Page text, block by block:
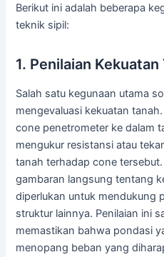
Berikut ini adalah beberapa
teknik sipil:
1. Penilaian Kekuatan
Salah satu kegunaan utama
mengevaluasi kekuatan
cone penetrometer ke dalam
mengukur resistansi atau
tanah terhadap cone
gambaran langsung tentang
diperlukan untuk mendukung
struktur lainnya. Penilaian ini
memastikan bahwa pondasi
menopang beban yang